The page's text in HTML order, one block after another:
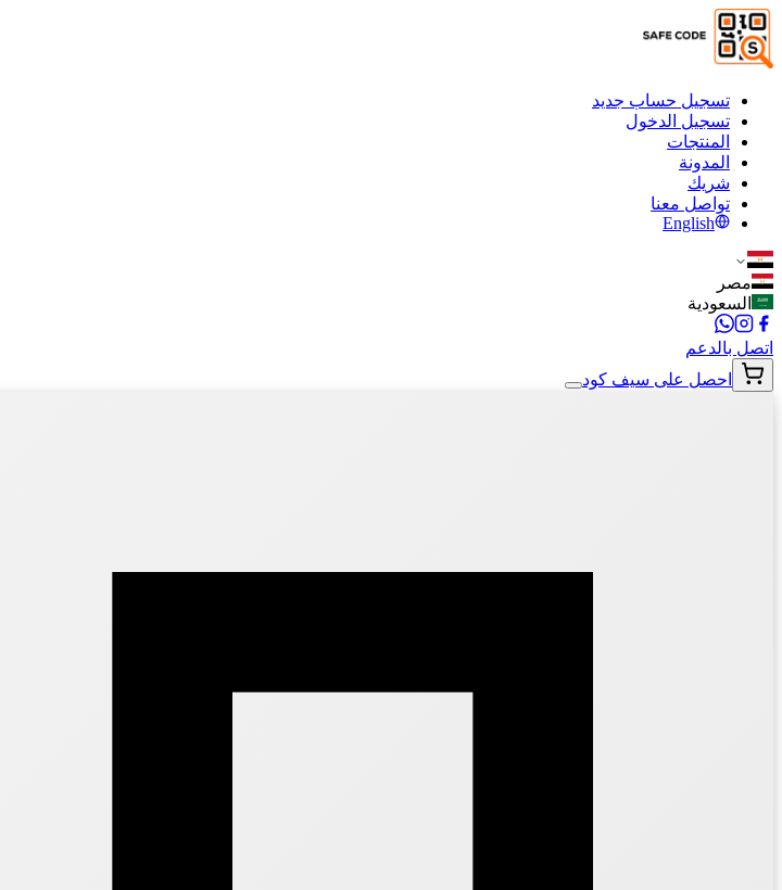
تسجيل حساب جديد
تسجيل الدخول
المنتجات
المدونة
شريك
تواصل معنا
English
مصر
السعودية
اتصل بالدعم
احصل على سيف كود